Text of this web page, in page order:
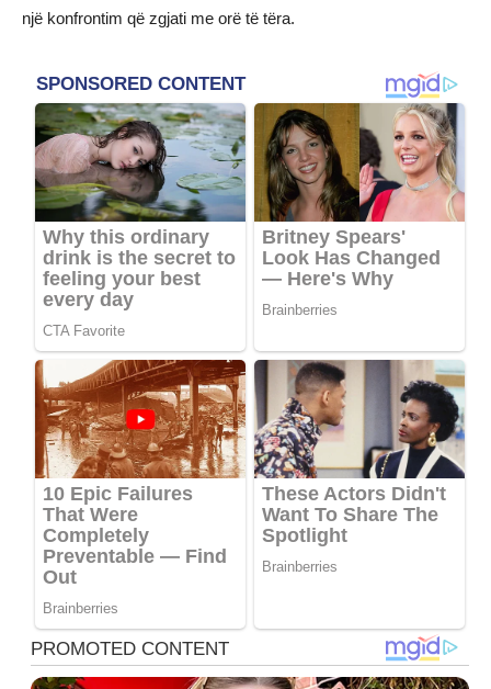
një konfrontim që zgjati me orë të tëra.